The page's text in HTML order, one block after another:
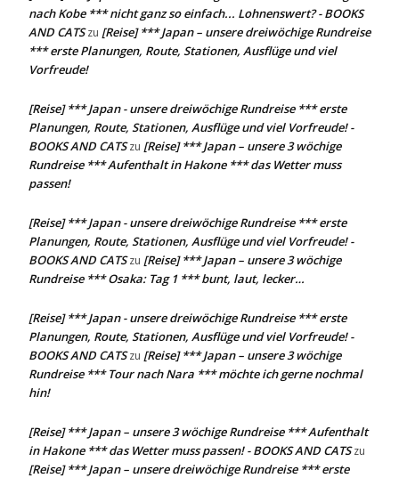
nach Kobe *** nicht ganz so einfach... Lohnenswert? - BOOKS
AND CATSzu [Reise] *** Japan – unsere dreiwöchige Rundreise
*** erste Planungen, Route, Stationen, Ausflüge und viel
Vorfreude!
[Reise] *** Japan - unsere dreiwöchige Rundreise *** erste
Planungen, Route, Stationen, Ausflüge und viel Vorfreude! -
BOOKS AND CATSzu [Reise] *** Japan – unsere 3 wöchige
Rundreise *** Aufenthalt in Hakone *** das Wetter muss
passen!
[Reise] *** Japan - unsere dreiwöchige Rundreise *** erste
Planungen, Route, Stationen, Ausflüge und viel Vorfreude! -
BOOKS AND CATSzu [Reise] *** Japan – unsere 3 wöchige
Rundreise *** Osaka: Tag 1 *** bunt, laut, lecker…
[Reise] *** Japan - unsere dreiwöchige Rundreise *** erste
Planungen, Route, Stationen, Ausflüge und viel Vorfreude! -
BOOKS AND CATSzu [Reise] *** Japan – unsere 3 wöchige
Rundreise *** Tour nach Nara *** möchte ich gerne nochmal
hin!
[Reise] *** Japan – unsere 3 wöchige Rundreise *** Aufenthalt
in Hakone *** das Wetter muss passen! - BOOKS AND CATSzu
[Reise] *** Japan – unsere dreiwöchige Rundreise *** erste